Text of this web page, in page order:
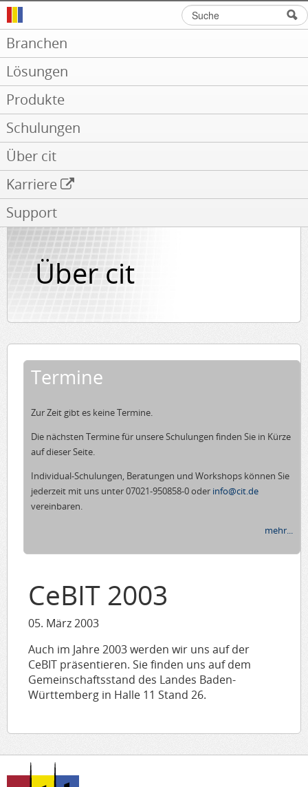
Branchen
Lösungen
Produkte
Schulungen
Über cit
Karriere
Support
Suchformular
Suche
Über cit
Termine
Zur Zeit gibt es keine Termine.
Die nächsten Termine für unsere Schulungen finden Sie in Kürze
auf dieser Seite.
Individual-Schulungen, Beratungen und Workshops können Sie
jederzeit mit uns unter 07021-950858-0 oder info@cit.de
vereinbaren.
mehr...
CeBIT 2003
05. März 2003
Auch im Jahre 2003 werden wir uns auf der
CeBIT präsentieren. Sie finden uns auf dem
Gemeinschaftsstand des Landes Baden-
Württemberg in Halle 11 Stand 26.